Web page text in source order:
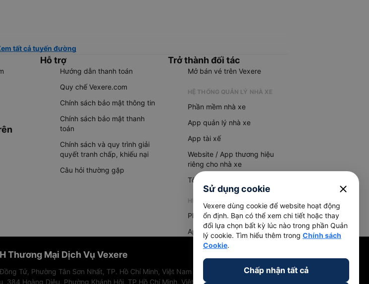
tất cả tuyến đường
Hỗ trợ
Hướng dẫn thanh toán
Quy chế Vexere.com
Chính sách bảo mật thông tin
Chính sách bảo mật thanh
toán
Chính sách và quy trình giải
quyết tranh chấp, khiếu nại
Câu hỏi thường gặp
Trở thành đối tác
Mở bán vé trên Vexere
HỆ THỐNG QUẢN LÝ NHÀ XE
Phần mềm nhà xe
App quản lý nhà xe
App tài xế
Website / App thương hiệu
riêng cho nhà xe
Tổng đài AI
HỆ THỐNG QUẢN LÝ HÀNG HOÁ
Phần mềm quản lý hàng hoá
App quản lý hàng hoá
Thương Mại Dịch Vụ Vexere
Tử, Phường Tân Sơn Nhất, TP. Hồ Chí Minh, Việt Nam
384 Hoàng Diệu, Phường Khánh Hội, TP Hồ Chí Minh, Việt Nam
Sử dụng cookie close
Vexere dùng cookie để website hoạt động
ổn định. Bạn có thể xem chi tiết hoặc thay
đổi lựa chọn bất kỳ lúc nào trong phần Quản
lý cookie. Tìm hiểu thêm trong Chính sách
Cookie.
Chấp nhận tất cả